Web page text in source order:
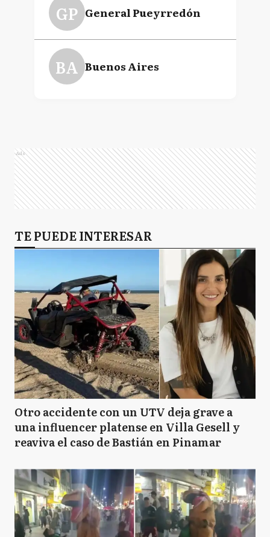
GP General Pueyrredón
BA Buenos Aires
Ads
TE PUEDE INTERESAR
Otro accidente con un UTV deja grave a
una influencer platense en Villa Gesell y
reaviva el caso de Bastián en Pinamar